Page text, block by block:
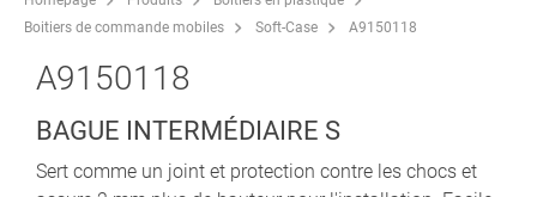
Boitiers de commande mobiles
Soft-Case A9150118
A9150118
BAGUE INTERMÉDIAIRE S
Sert comme un joint et protection contre les chocs et